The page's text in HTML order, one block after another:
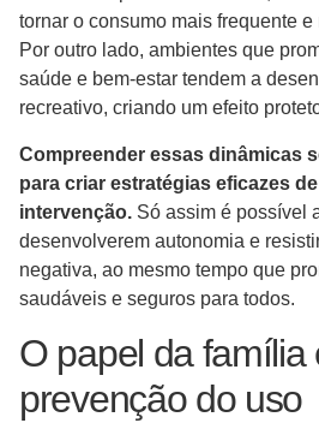
tornar o consumo mais frequente
Por outro lado, ambientes que
saúde e bem-estar tendem a
recreativo, criando um efeito
Compreender essas dinâmicas
para criar estratégias eficazes
intervenção. Só assim é possível
desenvolverem autonomia e
negativa, ao mesmo tempo que
saudáveis e seguros para todos.
O papel da família
prevenção do uso